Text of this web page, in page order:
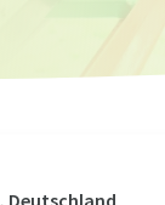
Deutschland